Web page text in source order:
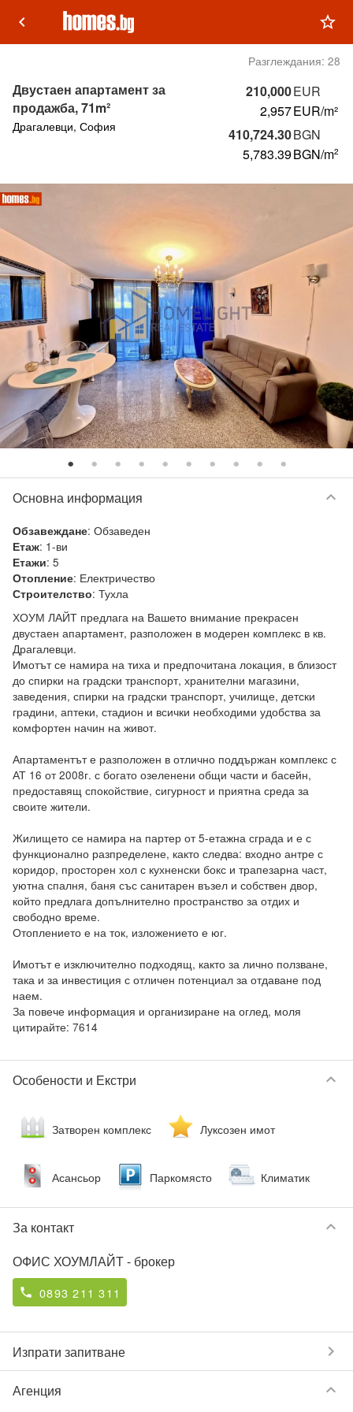
keyboard_arrow_left star_outline
Разглеждания: 28
210,000EUR
2,957EUR/m²
410,724.30BGN
5,783.39BGN/m2
Двустаен апартамент за
продажба, 71m²
Драгалевци, София
Основна информация keyboard_arrow_down
Обзавеждане: Обзаведен
Етаж: 1-ви
Етажи: 5
Отопление: Електричество
Строителство: Тухла
ХОУМ ЛАЙТ предлага на Вашето внимание прекрасен
двустаен апартамент, разположен в модерен комплекс в кв.
Драгалевци.
Имотът се намира на тиха и предпочитана локация, в близост
до спирки на градски транспорт, хранителни магазини,
заведения, спирки на градски транспорт, училище, детски
градини, аптеки, стадион и всички необходими удобства за
комфортен начин на живот.
Апартаментът е разположен в отлично поддържан комплекс с
АТ 16 от 2008г. с богато озеленени общи части и басейн,
предоставящ спокойствие, сигурност и приятна среда за
своите жители.
Жилището се намира на партер от 5-етажна сграда и е с
функционално разпределене, както следва: входно антре с
коридор, просторен хол с кухненски бокс и трапезарна част,
уютна спалня, баня със санитарен възел и собствен двор,
който предлага допълнително пространство за отдих и
свободно време.
Отоплението е на ток, изложението е юг.
Имотът е изключително подходящ, както за лично ползване,
така и за инвестиция с отличен потенциал за отдаване под
наем.
За повече информация и организиране на оглед, моля
Особености и Екстри keyboard_arrow_down
Затворен комплекс Луксозен имот
Асансьор Паркомясто Климатик
За контакт keyboard_arrow_down
ОФИС ХОУМЛАЙТ- брокер
phone 0893 211 311
Изпрати запитване chevron_right
Агенция keyboard_arrow_down